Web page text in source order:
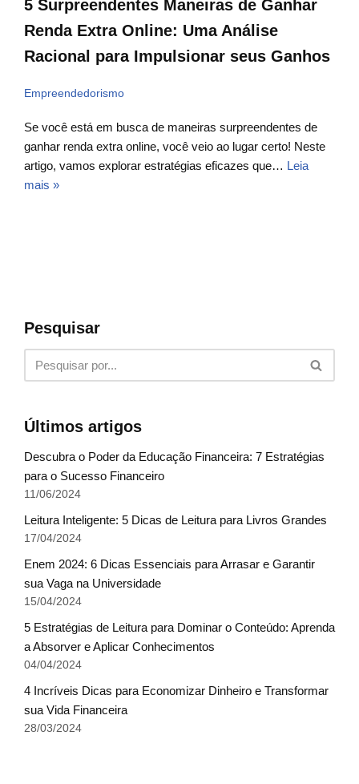
5 Surpreendentes Maneiras de Ganhar
Renda Extra Online: Uma Análise
Racional para Impulsionar seus Ganhos
Empreendedorismo
Se você está em busca de maneiras surpreendentes de
ganhar renda extra online, você veio ao lugar certo! Neste
artigo, vamos explorar estratégias eficazes que… Leia
mais »
Pesquisar
Últimos artigos
Descubra o Poder da Educação Financeira: 7 Estratégias
para o Sucesso Financeiro
11/06/2024
Leitura Inteligente: 5 Dicas de Leitura para Livros Grandes
17/04/2024
Enem 2024: 6 Dicas Essenciais para Arrasar e Garantir
sua Vaga na Universidade
15/04/2024
5 Estratégias de Leitura para Dominar o Conteúdo: Aprenda
a Absorver e Aplicar Conhecimentos
04/04/2024
4 Incríveis Dicas para Economizar Dinheiro e Transformar
sua Vida Financeira
28/03/2024